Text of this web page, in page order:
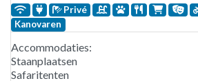
Privé
Kanovaren
Accommodaties:
Staanplaatsen
Safaritenten